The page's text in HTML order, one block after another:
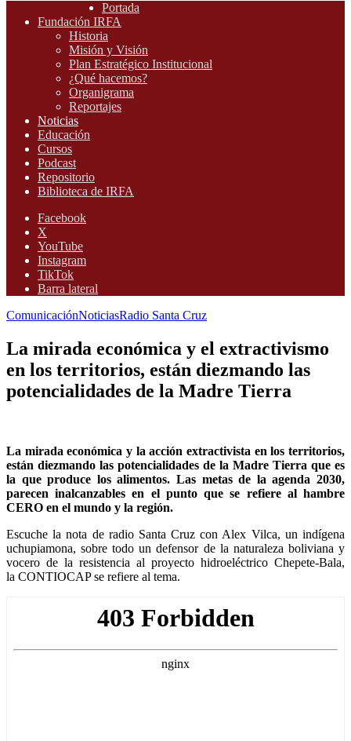
Portada
Fundación IRFA
Historia
Misión y Visión
Plan Estratégico Institucional
¿Qué hacemos?
Organigrama
Reportajes
Noticias
Educación
Cursos
Podcast
Repositorio
Biblioteca de IRFA
Facebook
X
YouTube
Instagram
TikTok
Barra lateral
ComunicaciónNoticiasRadio Santa Cruz
La mirada económica y el extractivismo
en los territorios, están diezmando las
potencialidades de la Madre Tierra
La mirada económica y la acción extractivista en los territorios,
están diezmando las potencialidades de la Madre Tierra que es
la que produce los alimentos. Las metas de la agenda 2030,
parecen inalcanzables en el punto que se refiere al hambre
CERO en el mundo y la región.
Escuche la nota de radio Santa Cruz con Alex Vilca, un indígena
uchupiamona, sobre todo un defensor de la naturaleza boliviana y
vocero de la resistencia al proyecto hidroeléctrico Chepete-Bala,
la CONTIOCAP se refiere al tema.